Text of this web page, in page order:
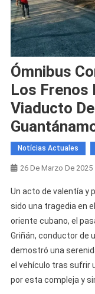
Ómnibus
Los Frenos
Viaducto
Notícias Actuales
26 De Marzo De 2025
Un acto de valentía y
sido una tragedia en
oriente cubano, el
Griñán, conductor de
demostró una
el vehículo tras sufrir
por esta compleja y